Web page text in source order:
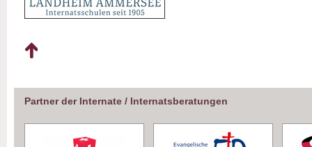
Partner der Internate / Internatsberatungen